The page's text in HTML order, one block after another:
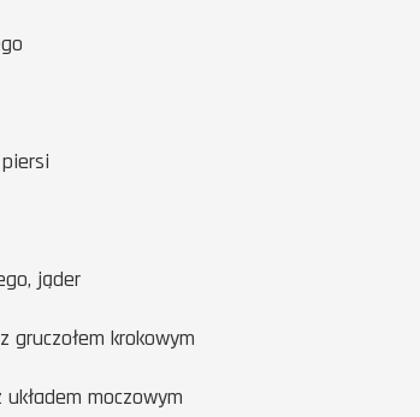
jąder
gruczołem krokowym
moczowym